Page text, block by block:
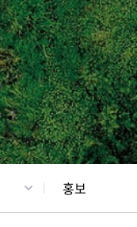
문화사업
홍보